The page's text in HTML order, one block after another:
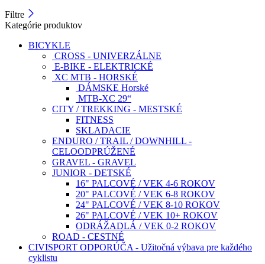
Filtre
Kategórie produktov
BICYKLE
CROSS - UNIVERZÁLNE
E-BIKE - ELEKTRICKÉ
XC MTB - HORSKÉ
DÁMSKE Horské
MTB-XC 29“
CITY / TREKKING - MESTSKÉ
FITNESS
SKLADACIE
ENDURO / TRAIL / DOWNHILL -
CELOODPRÚŽENÉ
GRAVEL - GRAVEL
JUNIOR - DETSKÉ
16" PALCOVÉ / VEK 4-6 ROKOV
20" PALCOVÉ / VEK 6-8 ROKOV
24" PALCOVÉ / VEK 8-10 ROKOV
26" PALCOVÉ / VEK 10+ ROKOV
ODRÁŽADLÁ / VEK 0-2 ROKOV
ROAD - CESTNÉ
CIVISPORT ODPORÚČA - Užitočná výbava pre každého
cyklistu